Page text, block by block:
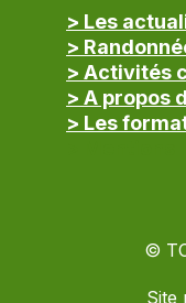
> Les
>
> Activités
> A propos
> Les
©
Site